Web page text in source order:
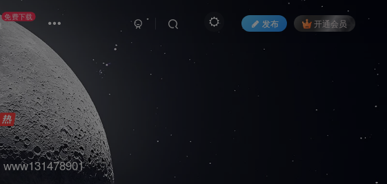
免费下载
发布 开通会员